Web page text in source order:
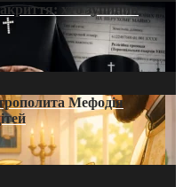
хто зупинив
Мефодія